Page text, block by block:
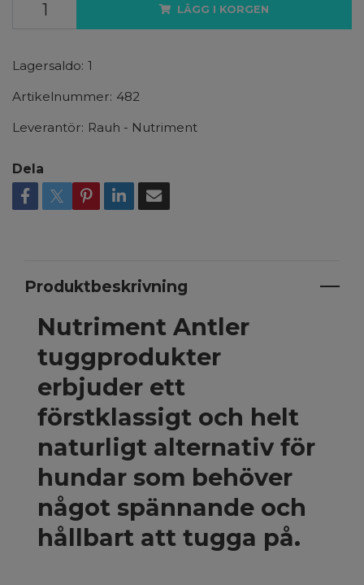
LÄGG I KORGEN
Lagersaldo: 1
Artikelnummer: 482
Leverantör: Rauh - Nutriment
Dela
Produktbeskrivning
Nutriment Antler
tuggprodukter
erbjuder ett
förstklassigt och helt
naturligt alternativ för
hundar som behöver
något spännande och
hållbart att tugga på.